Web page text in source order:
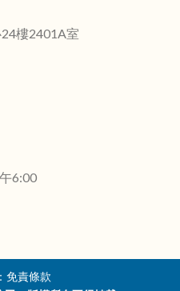
樓2401A室
6:00
免責條款